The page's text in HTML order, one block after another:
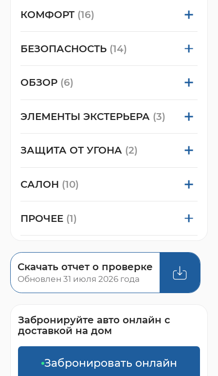
КОМФОРТ (16)
БЕЗОПАСНОСТЬ (14)
ОБЗОР (6)
ЭЛЕМЕНТЫ ЭКСТЕРЬЕРА (3)
ЗАЩИТА ОТ УГОНА (2)
САЛОН (10)
ПРОЧЕЕ (1)
Скачать отчет о проверке
Обновлен 31 июля 2026 года
Забронируйте авто онлайн с
доставкой на дом
Забронировать онлайн